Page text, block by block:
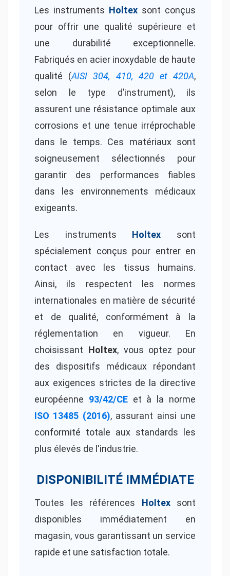
Les instruments Holtex sont conçus
pour offrir une qualité supérieure et
une durabilité exceptionnelle.
Fabriqués en acier inoxydable de haute
qualité (AISI 304, 410, 420 et 420A,
selon le type d’instrument), ils
assurent une résistance optimale aux
corrosions et une tenue irréprochable
dans le temps. Ces matériaux sont
soigneusement sélectionnés pour
garantir des performances fiables
dans les environnements médicaux
exigeants.
Les instruments Holtex sont
spécialement conçus pour entrer en
contact avec les tissus humains.
Ainsi, ils respectent les normes
internationales en matière de sécurité
et de qualité, conformément à la
réglementation en vigueur. En
choisissant Holtex, vous optez pour
des dispositifs médicaux répondant
aux exigences strictes de la directive
européenne 93/42/CEet à la norme
ISO 13485 (2016), assurant ainsi une
conformité totale aux standards les
plus élevés de l'industrie.
DISPONIBILITÉ IMMÉDIATE
Toutes les références Holtexsont
disponibles immédiatement en
magasin, vous garantissant un service
rapide et une satisfaction totale.